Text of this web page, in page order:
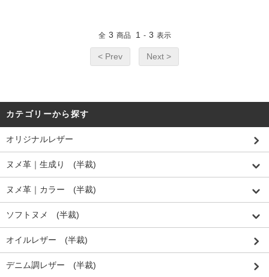
全 3 商品 1 - 3 表示
< Prev Next >
カテゴリーから探す
オリジナルレザー
ヌメ革｜生成り (半裁)
ヌメ革｜カラー (半裁)
ソフトヌメ (半裁)
オイルレザー (半裁)
デニム調レザー (半裁)